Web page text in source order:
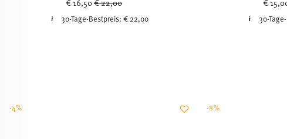
€ 16,50€ 22,00
30-Tage-Bestpreis:€ 22,00
€
30-
-4% -8%